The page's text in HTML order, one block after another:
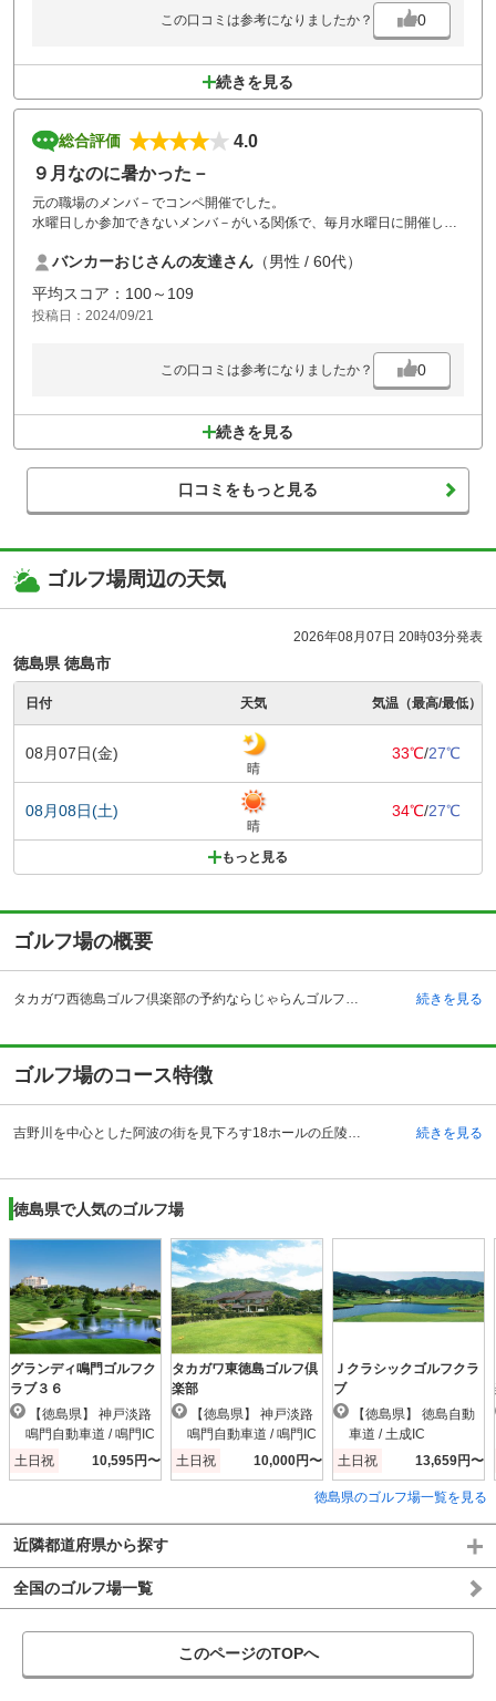
この口コミは参考になりましたか？ 0
続きを見る
総合評価
4.0
９月なのに暑かった－
元の職場のメンバ－でコンペ開催でした。
水曜日しか参加できないメンバ－がいる関係で、毎月水曜日に開催して
ただきました。
グリ－ンが少しメンテナンス不足の状態が見受けられましたが、総体的
にコスパが良かったです。
バンカーおじさんの友達さん （男性 / 60代）
平均スコア：100～109
投稿日：2024/09/21
この口コミは参考になりましたか？ 0
続きを見る
口コミをもっと見る
ゴルフ場周辺の天気
2026年08月07日 20時03分発表
徳島県 徳島市
日付 天気 気温（最高/最低）
08月07日(金)
晴
33℃/27℃
08月08日(土)
晴
34℃/27℃
もっと見る
ゴルフ場の概要
タカガワ西徳島ゴルフ倶楽部の予約ならじゃらんゴルフ。カートの有無や利用税、キャンセル料、ナイター設備、駐車場などのコース情報はもちろん、口コミ、フォトギャラリーなどコースの難易度や攻略に役立つ情報充実、予約する度にポイントが貯まるのでお得にゴルフをお楽しみ頂けます。 徳島県阿波市のタカガワ西徳島ゴルフ倶楽部は、脇坂インターチェンジから車で約16分、鴨島駅からタクシーで約25分のところにあるゴルフ場です。眼下に吉野川を眺める自然と調和した美しい景観を持つコース。開場は昭和53年で、コース設計者は寺田甚吉氏。ガラス張りの外観が映えるクラブハウスは、吹き抜けのエントランスなど、全体的に落ち着いた雰囲気でプレイヤーをゆったりと迎えてくれ、プレー前後にリラックスできる環境としては最適です。コンペルームの他、ショップやレストラン、喫茶ルーム、浴場などが完備されており、眼下に広がす壮大な景観、松林で囲まれた林間コース風ホールや、大きな池が設置されたホールなど、自然とゴルフが調和したコースです。 続きを見る
ゴルフ場のコース特徴
吉野川を中心とした阿波の街を見下ろす18ホールの丘陵コースです。OUTコースの4番ホールは谷越えのショートホールは、冬場の風の計算が難しく、トップやフックは禁物。アイアンショットで大き目に打ちましょう。グリーンは優しいため、パーオンすればバーディを狙うことも。7番ホールはティグランドの前に切れ込みがあり、トップボールはOBとなります。砲台のグリーンなので、セカンドは大きめのクラブを選択するのが要です。9番ホールは難所のホールで、239ヤード付近から大きく左ドッグレッグしたロングホール。グリーン手前109ヤード付近は左の切れ込みが狭い上、グリーンはかまぼこ型で、直接オンを狙うとグリーンオーバーする可能性もあるので注意が必要。 続きを見る
徳島県で人気のゴルフ場
グランディ鳴門ゴルフク
ラブ３６
鳴門自動車道 / 鳴門IC
土日祝
10,595円〜
タカガワ東徳島ゴルフ倶
楽部
鳴門自動車道 / 鳴門IC
土日祝
10,000円〜
Ｊクラシックゴルフクラ
ブ
車道 / 土成IC
土日祝
13,659円〜
徳島県のゴルフ場一覧を見る
近隣都道府県から探す
全国のゴルフ場一覧
このページのTOPへ